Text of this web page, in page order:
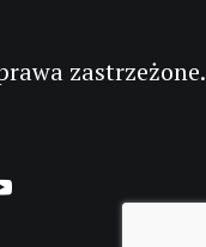
zastrzeżone.